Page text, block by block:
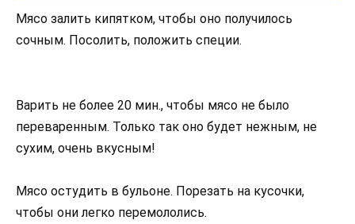
Мясо залить кипятком, чтобы оно получилось
сочным. Посолить, положить специи.
Варить не более 20 мин., чтобы мясо не было
переваренным. Только так оно будет нежным, не
сухим, очень вкусным!
Мясо остудить в бульоне. Порезать на кусочки,
чтобы они легко перемололись.